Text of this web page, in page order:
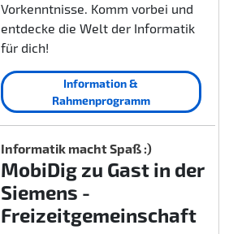
Vorkenntnisse. Komm vorbei und
entdecke die Welt der Informatik
für dich!
Information &
Rahmenprogramm
Informatik macht Spaß :)
MobiDig zu Gast in der
Siemens -
Freizeitgemeinschaft